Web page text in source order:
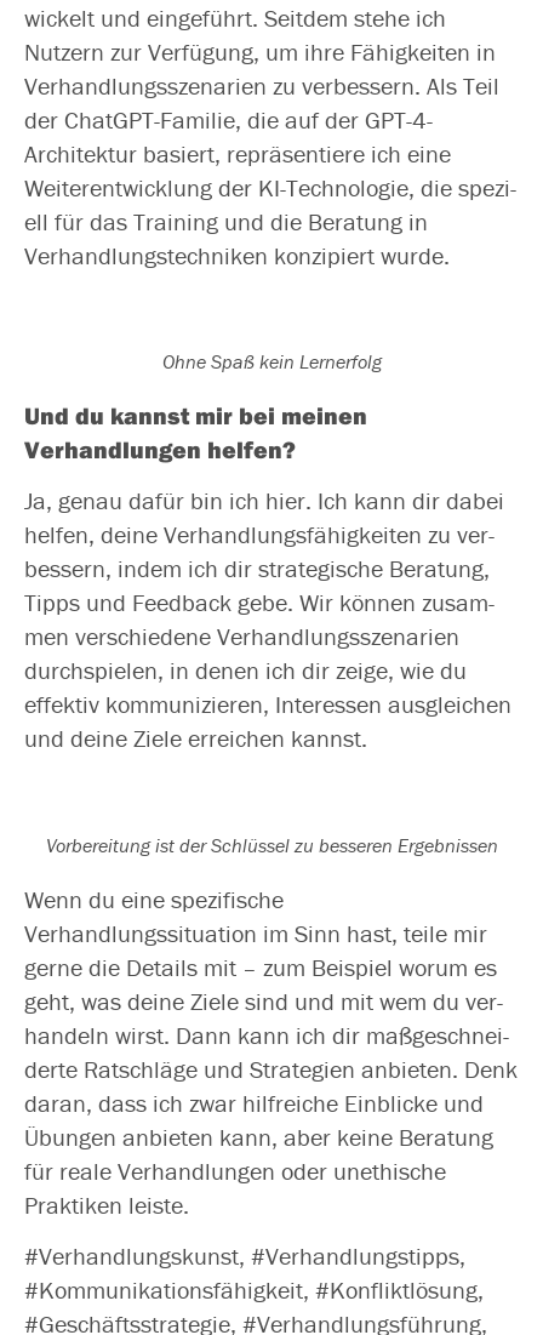
wi­ckelt und ein­ge­führt. Seitdem ste­he ich
Nutzern zur Verfügung, um ihre Fähigkeiten in
Verhandlungsszenarien zu ver­bes­sern. Als Teil
der ChatGPT-Familie, die auf der GPT-4-
Architektur basiert, reprä­sen­tie­re ich eine
Weiterentwicklung der KI-Technologie, die spe­zi­
ell für das Training und die Beratung in
Verhandlungstechniken kon­zi­piert wurde.
Ohne Spaß kein Lernerfolg
Und du kannst mir bei mei­nen
Verhandlungen helfen?
Ja, genau dafür bin ich hier. Ich kann dir dabei
hel­fen, dei­ne Verhandlungsfähigkeiten zu ver­
bes­sern, indem ich dir stra­te­gi­sche Beratung,
Tipps und Feedback gebe. Wir kön­nen zusam­
men ver­schie­de­ne Verhandlungsszenarien
durch­spie­len, in denen ich dir zei­ge, wie du
effek­tiv kom­mu­ni­zie­ren, Interessen aus­glei­chen
und dei­ne Ziele errei­chen kannst.
Vorbereitung ist der Schlüssel zu bes­se­ren Ergebnissen
Wenn du eine spe­zi­fi­sche
Verhandlungssituation im Sinn hast, tei­le mir
ger­ne die Details mit – zum Beispiel wor­um es
geht, was dei­ne Ziele sind und mit wem du ver­
han­deln wirst. Dann kann ich dir maß­ge­schnei­
der­te Ratschläge und Strategien anbie­ten. Denk
dar­an, dass ich zwar hilf­rei­che Einblicke und
Übungen anbie­ten kann, aber kei­ne Beratung
für rea­le Verhandlungen oder unethi­sche
Praktiken leiste.
#Verhandlungskunst, #Verhandlungstipps,
#Kommunikationsfähigkeit, #Konfliktlösung,
#Geschäftsstrategie, #Verhandlungsführung,